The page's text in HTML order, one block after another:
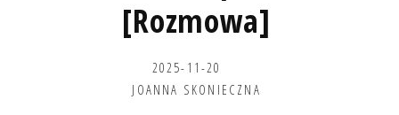
[Rozmowa]
2025-11-20
JOANNA SKONIECZNA